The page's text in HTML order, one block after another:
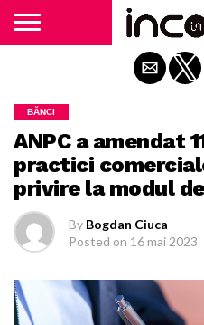
BĂNCI
ANPC a amendat
practici
privire la modul
By Bogdan Ciuca
Posted on 16 mai 2023
Exit